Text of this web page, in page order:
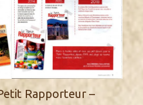
Rapporteur –